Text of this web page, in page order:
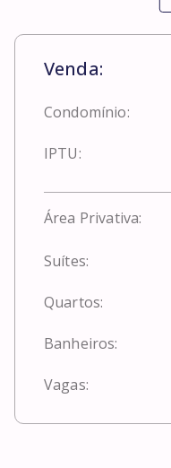
Venda:
Condomínio:
IPTU:
Área Privativa:
Suítes:
Quartos:
Banheiros:
Vagas: